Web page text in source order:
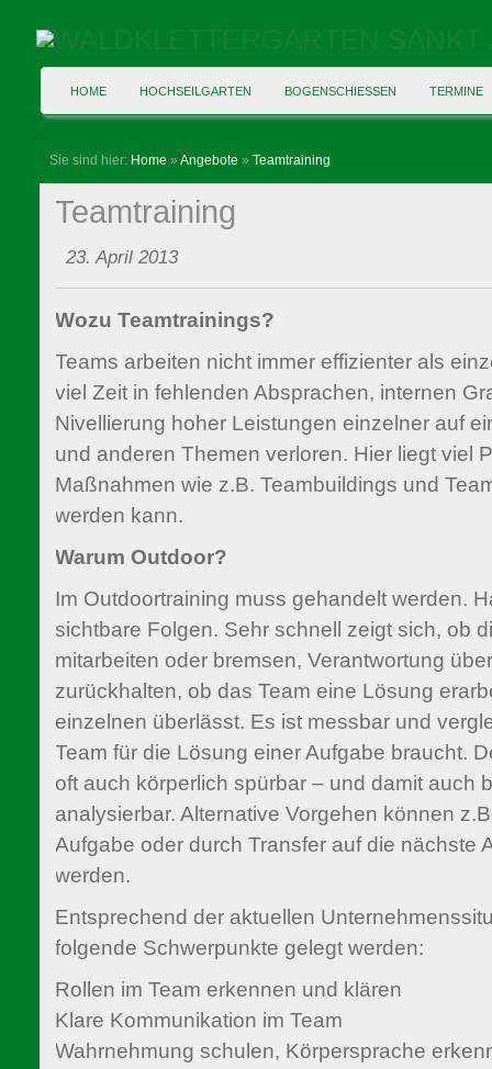
HOME HOCHSEILGARTEN BOGENSCHIESSEN TERMINE
Sie sind hier: Home »Angebote » Teamtraining
Teamtraining
23. April 2013
Wozu Teamtrainings?
Teams arbeiten nicht immer effizienter als
viel Zeit in fehlenden Absprachen, internen
Nivellierung hoher Leistungen einzelner auf
und anderen Themen verloren. Hier liegt viel
Maßnahmen wie z.B. Teambuildings und
werden kann.
Warum Outdoor?
Im Outdoortraining muss gehandelt werden.
sichtbare Folgen. Sehr schnell zeigt sich, ob
mitarbeiten oder bremsen, Verantwortung
zurückhalten, ob das Team eine Lösung
einzelnen überlässt. Es ist messbar und
Team für die Lösung einer Aufgabe braucht.
oft auch körperlich spürbar – und damit auch
analysierbar. Alternative Vorgehen können
Aufgabe oder durch Transfer auf die nächste
werden.
Entsprechend der aktuellen
folgende Schwerpunkte gelegt werden:
Rollen im Team erkennen und klären
Klare Kommunikation im Team
Wahrnehmung schulen, Körpersprache